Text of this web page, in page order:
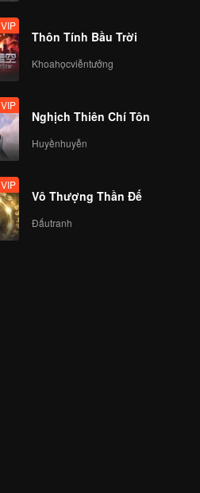
VIP
Thôn Tính Bầu Trời
Khoahọcviễntưởng
VIP
Nghịch Thiên Chí Tôn
Huyềnhuyễn
VIP
Vô Thượng Thần Đế
Đấutranh